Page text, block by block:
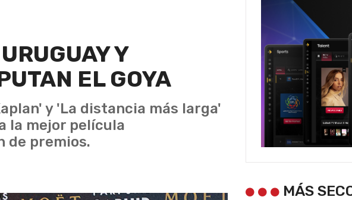
Y
EL GOYA
y 'La distancia más larga'
la mejor película
de premios.
MÁS